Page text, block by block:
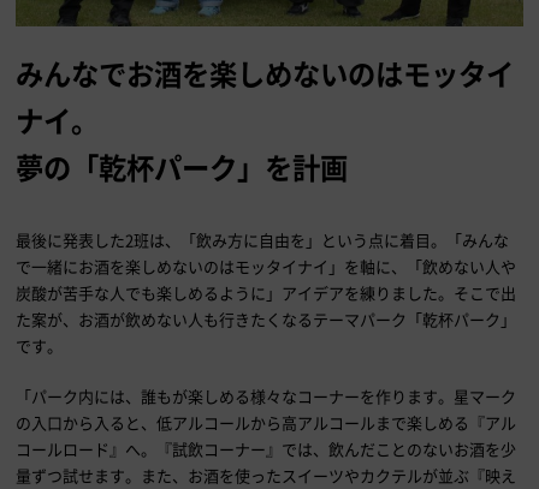
みんなでお酒を楽しめないのはモッタイ
ナイ。
夢の「乾杯パーク」を計画
最後に発表した2班は、「飲み方に自由を」という点に着目。「みんな
で一緒にお酒を楽しめないのはモッタイナイ」を軸に、「飲めない人や
炭酸が苦手な人でも楽しめるように」アイデアを練りました。そこで出
た案が、お酒が飲めない人も行きたくなるテーマパーク「乾杯パーク」
です。
「パーク内には、誰もが楽しめる様々なコーナーを作ります。星マーク
の入口から入ると、低アルコールから高アルコールまで楽しめる『アル
コールロード』へ。『試飲コーナー』では、飲んだことのないお酒を少
量ずつ試せます。また、お酒を使ったスイーツやカクテルが並ぶ『映え